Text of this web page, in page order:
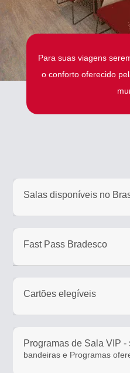
Para suas viagens
o conforto oferecido
Salas disponíveis no
Fast Pass Bradesco
Cartões elegíveis
Programas de Sala VIP -
bandeiras e Programas